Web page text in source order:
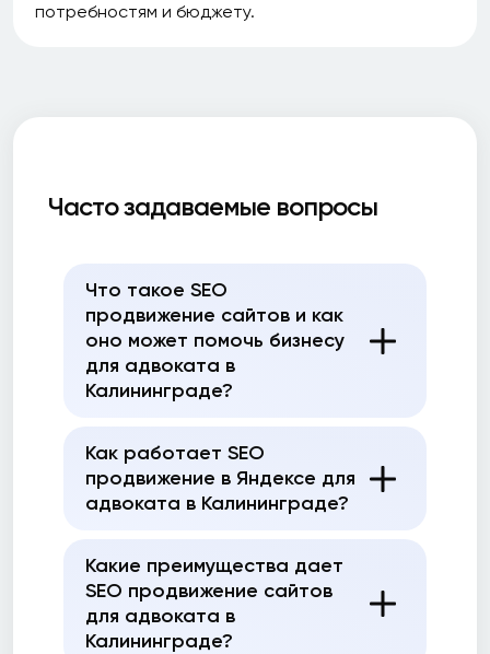
потребностям и бюджету.
Часто задаваемые вопросы
Что такое SEO
продвижение сайтов и как
оно может помочь бизнесу
для адвоката в
Калининграде?
Как работает SEO
продвижение в Яндексе для
адвоката в Калининграде?
Какие преимущества дает
SEO продвижение сайтов
для адвоката в
Калининграде?